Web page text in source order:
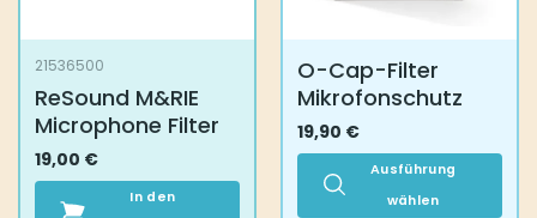
21536500
ReSound M&RIE
Microphone Filter
19,00 €
In den
O-Cap-Filter
Mikrofonschutz
19,90 €
Ausführung
wählen